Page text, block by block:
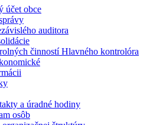
účet obce
auditora
činností Hlavného kontrolóra
a úradné hodiny
osôb